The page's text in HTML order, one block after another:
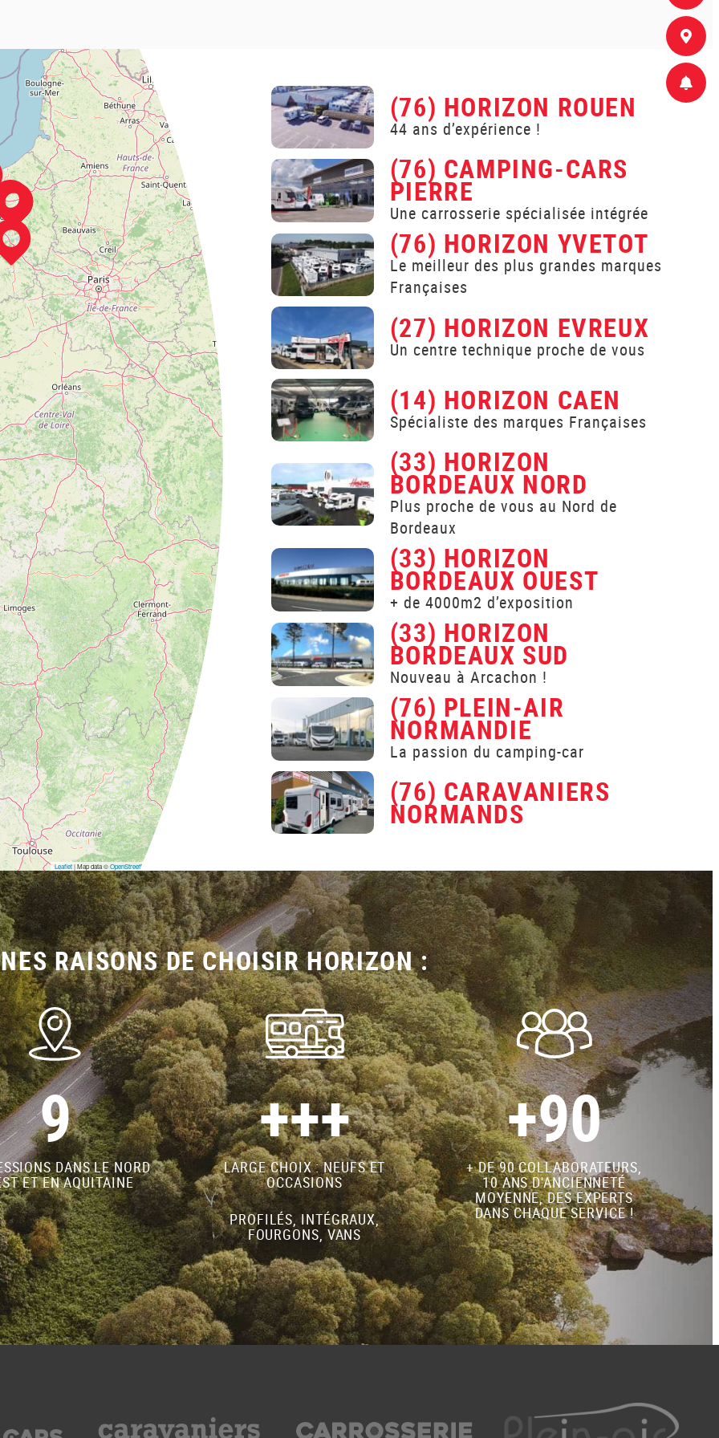
Leaflet| Map data ©OpenStreetMap
(76) HORIZON ROUEN
44 ans d’expérience !
(76) CAMPING-CARS
PIERRE
Une carrosserie spécialisée intégrée
(76) HORIZON YVETOT
Le meilleur des plus grandes marques
Françaises
(27) HORIZON EVREUX
Un centre technique proche de vous
(14) HORIZON CAEN
Spécialiste des marques Françaises
(33) HORIZON
BORDEAUX NORD
Plus proche de vous au Nord de
Bordeaux
(33) HORIZON
BORDEAUX OUEST
+ de 4000m2 d’exposition
(33) HORIZON
BORDEAUX SUD
Nouveau à Arcachon !
(76) PLEIN-AIR
NORMANDIE
La passion du camping-car
(76) CARAVANIERS
NORMANDS
RAISONS DE CHOISIR HORIZON :
9
DANS LE NORD
ET EN AQUITAINE
+++
LARGE CHOIX : NEUFS ET
OCCASIONS
PROFILÉS, INTÉGRAUX,
FOURGONS, VANS
+90
+ DE 90 COLLABORATEURS,
10 ANS D'ANCIENNETÉ
MOYENNE, DES EXPERTS
DANS CHAQUE SERVICE !